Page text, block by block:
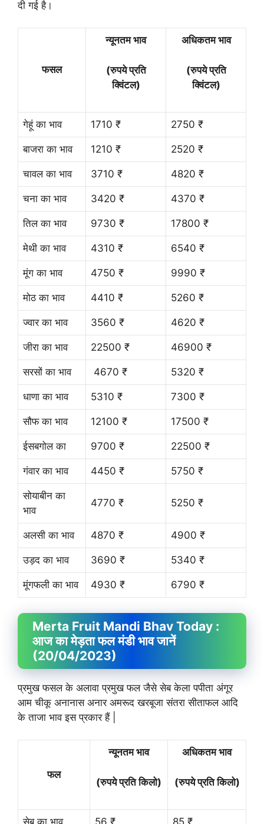
दी गई है।
फसल
न्यूनतम भाव
(रुपये प्रति
क्विंटल)
अधिकतम भाव
(रुपये प्रति
क्विंटल)
गेहूं का भाव 1710 ₹ 2750 ₹
बाजरा का भाव 1210 ₹ 2520 ₹
चावल का भाव 3710 ₹ 4820 ₹
चना का भाव 3420 ₹ 4370 ₹
तिल का भाव 9730 ₹ 17800 ₹
मेथी का भाव 4310 ₹ 6540 ₹
मूंग का भाव 4750 ₹ 9990 ₹
मोठ का भाव 4410 ₹ 5260 ₹
ज्वार का भाव 3560 ₹ 4620 ₹
जीरा का भाव 22500 ₹ 46900 ₹
सरसों का भाव 4670 ₹ 5320 ₹
धाणा का भाव 5310 ₹ 7300 ₹
सौफ का भाव 12100 ₹ 17500 ₹
ईसबगोल का 9700 ₹ 22500 ₹
गंवार का भाव 4450 ₹ 5750 ₹
सोयाबीन का
भाव
4770 ₹ 5250 ₹
अलसी का भाव 4870 ₹ 4900 ₹
उड़द का भाव 3690 ₹ 5340 ₹
मूंगफली का भाव 4930 ₹ 6790 ₹
Merta Fruit Mandi Bhav Today :
आज का मेड़ता फल मंडी भाव जानें
(20/04/2023)
प्रमुख फसल के अलावा प्रमुख फल जैसे सेब केला पपीता अंगूर
आम चीकू अनानास अनार अमरूद खरबूजा संतरा सीताफल आदि
के ताजा भाव इस प्रकार हैं |
फल
न्यूनतम भाव
(रुपये प्रति किलो)
अधिकतम भाव
(रुपये प्रति किलो)
सेब का भाव 56 ₹ 85 ₹